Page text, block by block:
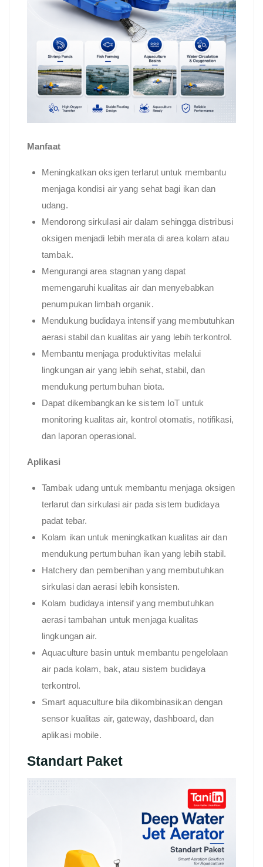
Manfaat
Meningkatkan oksigen terlarut untuk membantu
menjaga kondisi air yang sehat bagi ikan dan
udang.
Mendorong sirkulasi air dalam sehingga distribusi
oksigen menjadi lebih merata di area kolam atau
tambak.
Mengurangi area stagnan yang dapat
memengaruhi kualitas air dan menyebabkan
penumpukan limbah organik.
Mendukung budidaya intensif yang membutuhkan
aerasi stabil dan kualitas air yang lebih terkontrol.
Membantu menjaga produktivitas melalui
lingkungan air yang lebih sehat, stabil, dan
mendukung pertumbuhan biota.
Dapat dikembangkan ke sistem IoT untuk
monitoring kualitas air, kontrol otomatis, notifikasi,
dan laporan operasional.
Aplikasi
Tambak udang untuk membantu menjaga oksigen
terlarut dan sirkulasi air pada sistem budidaya
padat tebar.
Kolam ikan untuk meningkatkan kualitas air dan
mendukung pertumbuhan ikan yang lebih stabil.
Hatchery dan pembenihan yang membutuhkan
sirkulasi dan aerasi lebih konsisten.
Kolam budidaya intensif yang membutuhkan
aerasi tambahan untuk menjaga kualitas
lingkungan air.
Aquaculture basin untuk membantu pengelolaan
air pada kolam, bak, atau sistem budidaya
terkontrol.
Smart aquaculture bila dikombinasikan dengan
sensor kualitas air, gateway, dashboard, dan
aplikasi mobile.
Standart Paket